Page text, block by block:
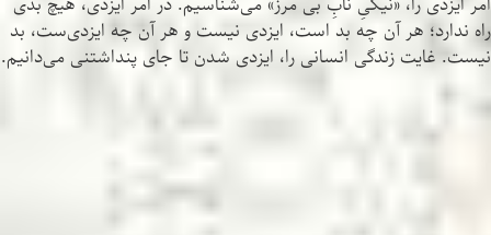
راه ندارد؛ هر آن چه بد است، ایزدی نیست و هر آن چه ایزدی‌ست، بد
نیست. غایت زندگی انسانی را، ایزدی شدن تا جای پنداشتنی می‌دانیم.